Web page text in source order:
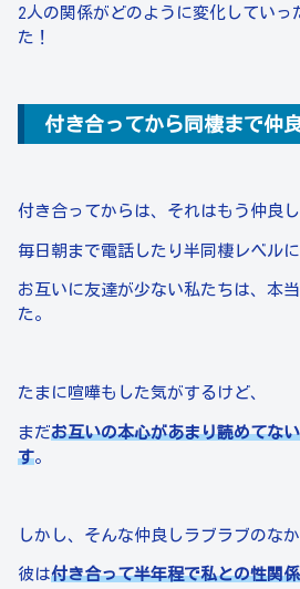
2人の関係がどのように変化していっ
た！
付き合ってから同棲まで仲
付き合ってからは、それはもう仲良し
毎日朝まで電話したり半同棲レベル
お互いに友達が少ない私たちは、本
た。
たまに喧嘩もした気がするけど、
まだお互いの本心があまり読めてな
す。
しかし、そんな仲良しラブラブのな
彼は付き合って半年程で私との性関